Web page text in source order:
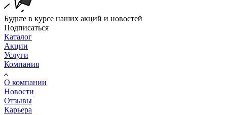
Будьте в курсе наших акций и новостей
Подписаться
Каталог
Акции
Услуги
Компания
О компании
Новости
Отзывы
Карьера